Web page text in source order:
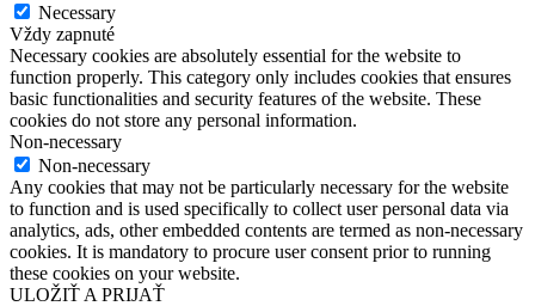
Necessary
Vždy zapnuté
Necessary cookies are absolutely essential for the website to
function properly. This category only includes cookies that ensures
basic functionalities and security features of the website. These
cookies do not store any personal information.
Non-necessary
Non-necessary
Any cookies that may not be particularly necessary for the website
to function and is used specifically to collect user personal data via
analytics, ads, other embedded contents are termed as non-necessary
cookies. It is mandatory to procure user consent prior to running
these cookies on your website.
ULOŽIŤ A PRIJAŤ